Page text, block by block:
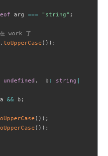
arg === "string" ;
work 了
. toUpperCase ( ) ) ;
undefined ,
  b
: string
&& b ;
( ) ) ;
( ) ) ;